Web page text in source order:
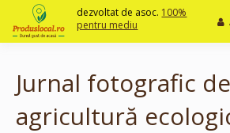
content
dezvoltat de asoc. 100%
pentru mediu
Jurnal fotografic de
agricultură